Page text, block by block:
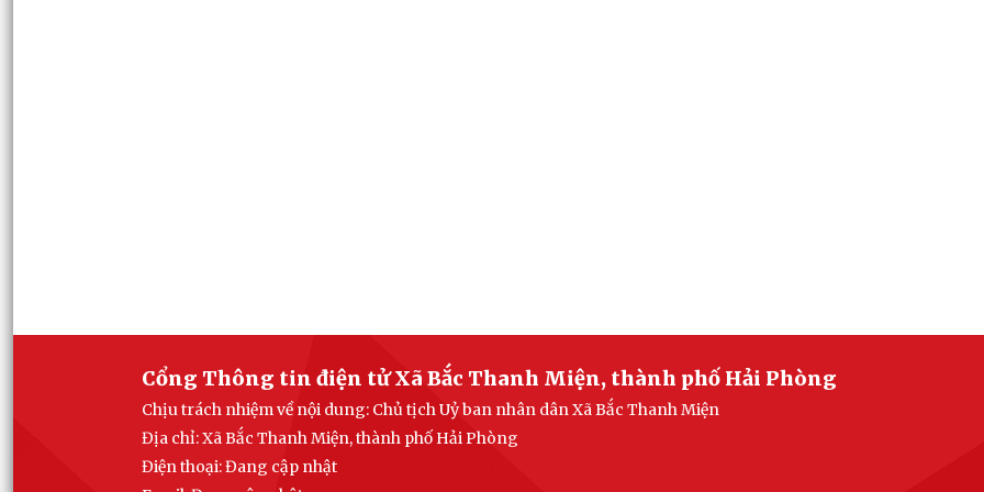
Cổng Thông tin điện tử Xã Bắc Thanh Miện, thành phố Hải Phòng
Chịu trách nhiệm về nội dung: Chủ tịch Uỷ ban nhân dân Xã Bắc Thanh Miện
Địa chỉ: Xã Bắc Thanh Miện, thành phố Hải Phòng
Điện thoại: Đang cập nhật